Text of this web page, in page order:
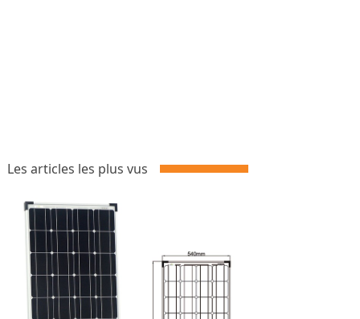
Les articles les plus vus